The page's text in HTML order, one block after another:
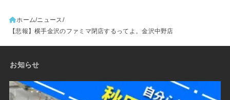
ホーム ニュース
【悲報】横手金沢のファミマ閉店するってよ。金沢中野店
お知らせ